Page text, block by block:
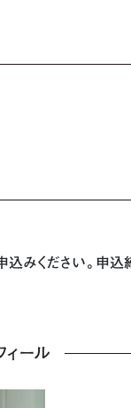
込みください。 申込
ィール